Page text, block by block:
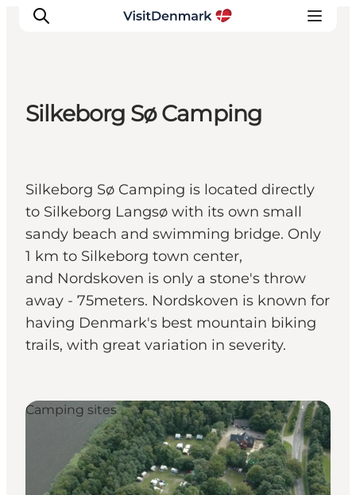
Wat te doen
Accommodaties
Plan je reis
Silkeborg Sø Camping
Silkeborg Sø Camping is located directly
to Silkeborg Langsø with its own small
sandy beach and swimming bridge. Only
1 km to Silkeborg town center,
and Nordskoven is only a stone's throw
away - 75meters. Nordskoven is known for
having Denmark's best mountain biking
trails, with great variation in severity.
Camping sites